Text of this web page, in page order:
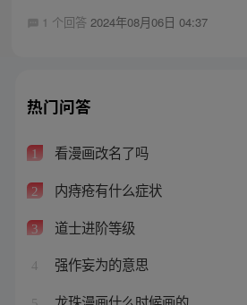
1 个回答 2024年08月06日 04:37
热门问答
1 看漫画改名了吗
2 内痔疮有什么症状
3 道士进阶等级
4 强作妄为的意思